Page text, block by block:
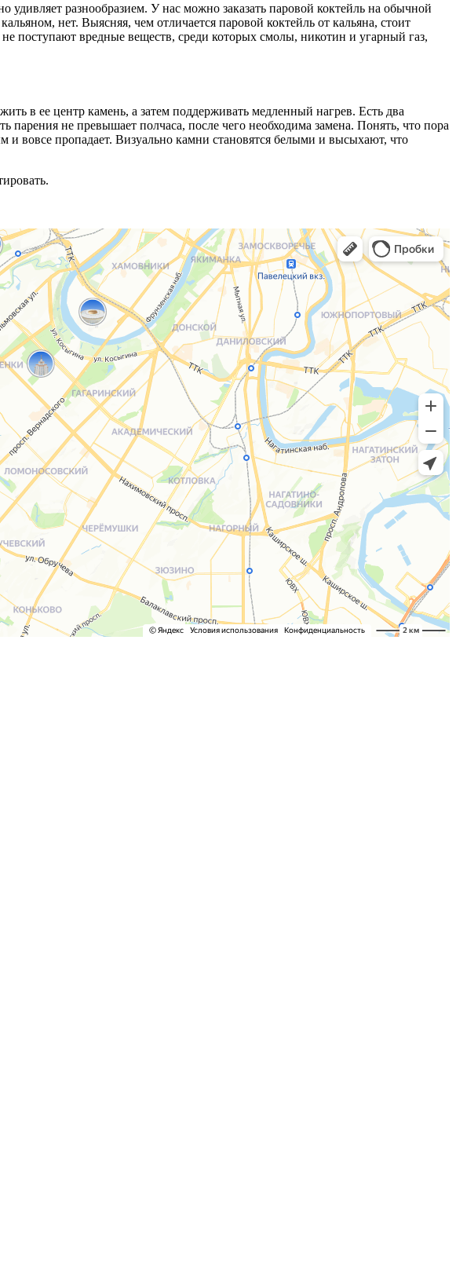
удивляет разнообразием. У нас можно заказать паровой коктейль на обычной
нет. Выясняя, чем отличается паровой коктейль от кальяна, стоит
поступают вредные веществ, среди которых смолы, никотин и угарный газ,
в ее центр камень, а затем поддерживать медленный нагрев. Есть два
не превышает полчаса, после чего необходима замена. Понять, что пора
и вовсе пропадает. Визуально камни становятся белыми и высыхают, что